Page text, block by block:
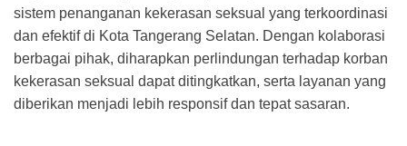
sistem penanganan kekerasan seksual yang terkoordinasi
dan efektif di Kota Tangerang Selatan. Dengan kolaborasi
berbagai pihak, diharapkan perlindungan terhadap korban
kekerasan seksual dapat ditingkatkan, serta layanan yang
diberikan menjadi lebih responsif dan tepat sasaran.